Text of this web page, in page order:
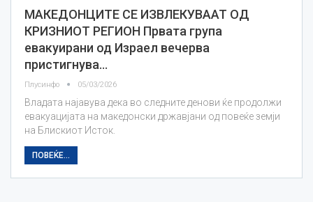
МАКЕДОНЦИТЕ СЕ ИЗВЛЕКУВААТ ОД
КРИЗНИОТ РЕГИОН Првата група
евакуирани од Израел вечерва
пристигнува…
Плусинфо 05/03/2026
Владата најавува дека во следните денови ќе продолжи
евакуацијата на македонски државјани од повеќе земји
на Блискиот Исток.
ПОВЕЌЕ...